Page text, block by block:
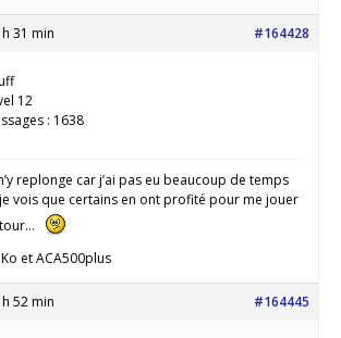
31 min #164428
12
: 1638
replonge car j’ai pas eu beaucoup de temps
vois que certains en ont profité pour me jouer
et ACA500plus
52 min #164445